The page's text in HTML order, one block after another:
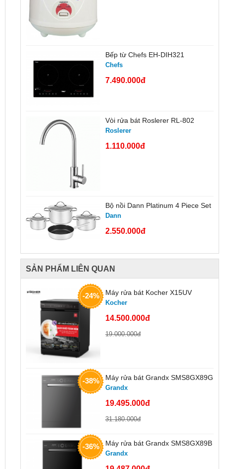
Bếp từ Chefs EH-DIH321
Chefs
7.490.000đ
Vòi rửa bát Roslerer RL-802
Roslerer
1.110.000đ
Bộ nồi Dann Platinum 4 Piece Set
Dann
2.550.000đ
SẢN PHẨM LIÊN QUAN
-24% Máy rửa bát Kocher X15UV
Kocher
14.500.000đ
19.000.000đ
-38% Máy rửa bát Grandx SMS8GX89G
Grandx
19.495.000đ
31.180.000đ
-36% Máy rửa bát Grandx SMS8GX89B
Grandx